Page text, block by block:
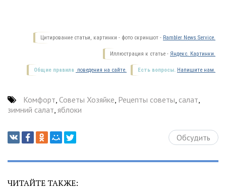
Цитирование статьи, картинки - фото скриншот - Rambler News Service.
Иллюстрация к статье - Яндекс. Картинки.
Есть вопросы. Напишите нам.
Общие правила поведения на сайте.
Комфорт, Советы Хозяйке, Рецепты советы, салат,
зимний салат, яблоки
Обсудить
ЧИТАЙТЕ ТАКЖЕ: